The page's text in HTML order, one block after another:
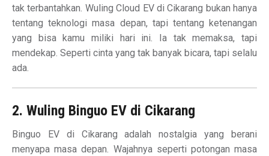
tak terbantahkan. Wuling Cloud EV di Cikarang bukan hanya
tentang teknologi masa depan, tapi tentang ketenangan
yang bisa kamu miliki hari ini. Ia tak memaksa, tapi
mendekap. Seperti cinta yang tak banyak bicara, tapi selalu
ada.
2. Wuling Binguo EV di Cikarang
Binguo EV di Cikarang adalah nostalgia yang berani
menyapa masa depan. Wajahnya seperti potongan masa